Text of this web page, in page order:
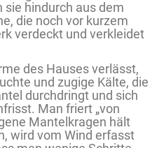
hindurch aus dem
die noch vor kurzem
verdeckt und verkleidet
des Hauses verlässt,
und zugige Kälte, die
durchdringt und sich
Man friert „von
Mantelkragen hält
wird vom Wind erfasst